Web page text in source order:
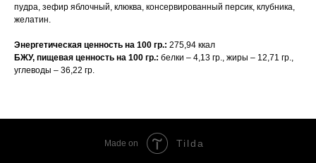
пудра, зефир яблочный, клюква, консервированный персик, клубника,
желатин.
Энергетическая ценность на 100 гр.: 275,94 ккал
БЖУ, пищевая ценность на 100 гр.: белки – 4,13 гр., жиры – 12,71 гр.,
углеводы – 36,22 гр.
Made on Tilda